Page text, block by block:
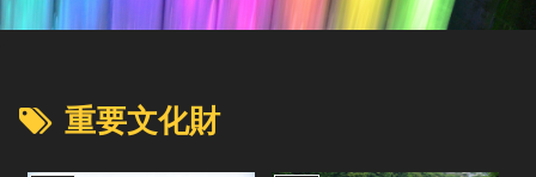
重要文化財